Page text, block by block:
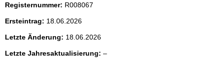
i
t
e
Registernummer: R008067
Ersteintrag: 18.06.2026
Letzte Änderung: 18.06.2026
Letzte Jahresaktualisierung: –l